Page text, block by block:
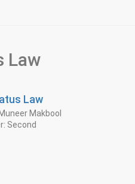
Law
Law
Makbool
Second